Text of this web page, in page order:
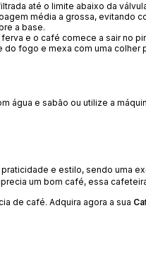
até o limite abaixo da
média a grossa, evitando
a base.
e o café comece a sair no
fogo e mexa com uma colher
água e sabão ou utilize a
e estilo, sendo uma
um bom café, essa
de café. Adquira agora a sua